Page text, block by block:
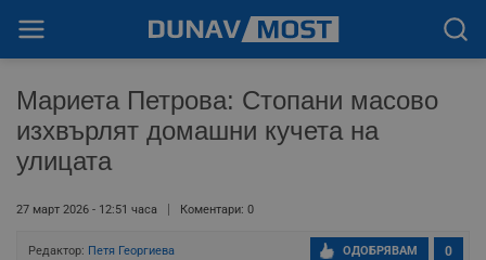
Мариета Петрова: Стопани масово
изхвърлят домашни кучета на
улицата
27 март 2026 - 12:51 часа Коментари: 0
Редактор: Петя Георгиева 0
ОДОБРЯВАМ